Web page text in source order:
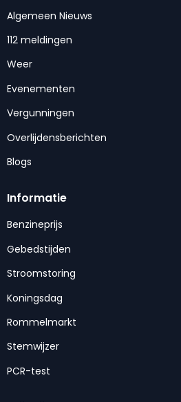
Algemeen Nieuws
112 meldingen
Weer
Evenementen
Vergunningen
Overlijdensberichten
Blogs
Informatie
Benzineprijs
Gebedstijden
Stroomstoring
Koningsdag
Rommelmarkt
Stemwijzer
PCR-test